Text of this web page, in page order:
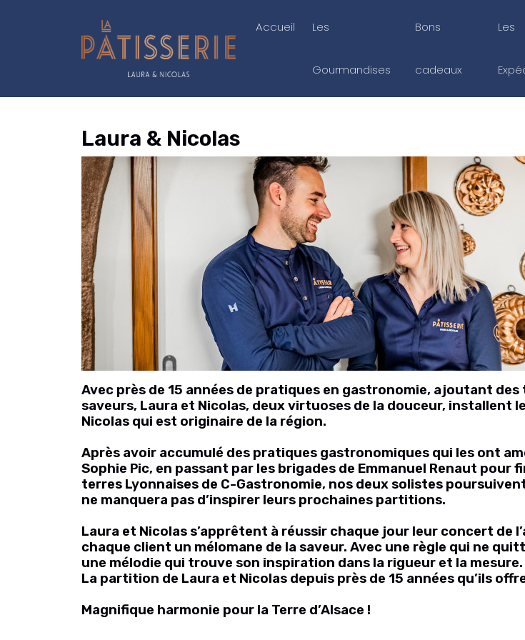
Accueil Les
Gourmandises
Bons
cadeaux
Les
Laura & Nicolas
Avec près de 15 années de pratiques en gastronomie, ajoutant
saveurs, Laura et Nicolas, deux virtuoses de la douceur, installent
Nicolas qui est originaire de la région.
Après avoir accumulé des pratiques gastronomiques qui les ont
Sophie Pic, en passant par les brigades de Emmanuel Renaut
terres Lyonnaises de C-Gastronomie, nos deux solistes
ne manquera pas d’inspirer leurs prochaines partitions.
Laura et Nicolas s’apprêtent à réussir chaque jour leur concert de
chaque client un mélomane de la saveur. Avec une règle qui ne
une mélodie qui trouve son inspiration dans la rigueur et la mesure.
La partition de Laura et Nicolas depuis près de 15 années qu’ils
Magnifique harmonie pour la Terre d’Alsace !